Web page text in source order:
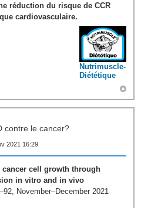
réduction du risque de CCR
cardiovasculaire.
Nutrimuscle-
Diététique
contre le cancer?
2021 16:29
cell growth through
in vitro and in vivo
November–December 2021